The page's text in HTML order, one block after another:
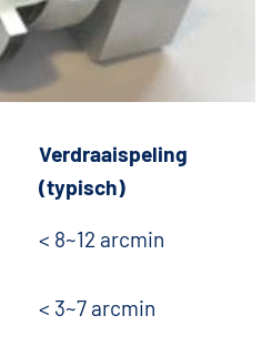
Verdraaispeling
(typisch)
< 8~12 arcmin
< 3~7 arcmin